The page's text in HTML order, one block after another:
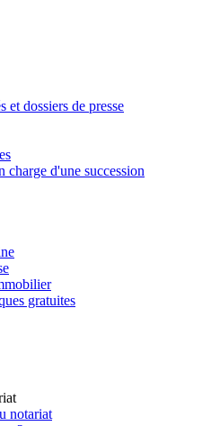
et dossiers de presse
charge d'une succession
gratuites
notariat